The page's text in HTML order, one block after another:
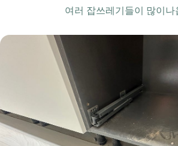
여러 잡쓰레기들이 많이나